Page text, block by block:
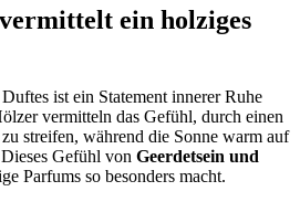
ein holziges
ist ein Statement innerer Ruhe
vermitteln das Gefühl, durch einen
streifen, während die Sonne warm auf
Gefühl von Geerdetsein und
Parfums so besonders macht.